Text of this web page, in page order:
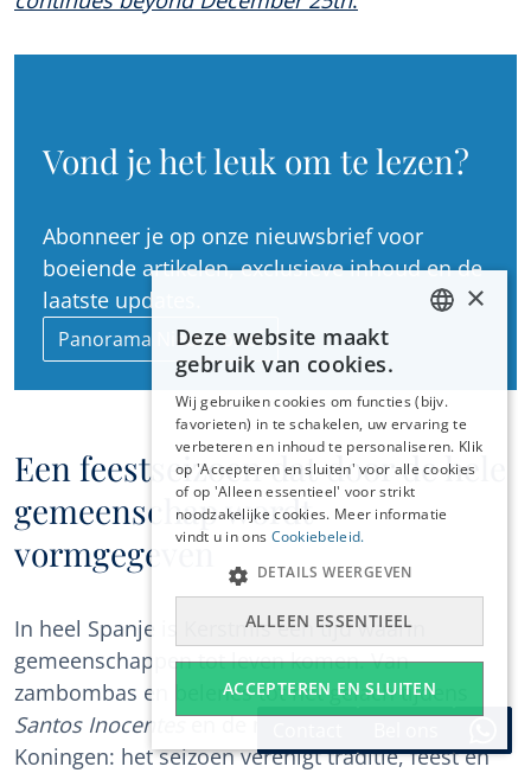
Vond je het leuk om te lezen?
Abonneer je op onze nieuwsbrief voor
boeiende artikelen, exclusieve inhoud en de
laatste updates.
Panorama Nieuwsbrief
Een feestseizoen dat door de hele
gemeenschap wordt
vormgegeven
In heel Spanje is Kerstmis een tijd waarin
gemeenschappen tot leven komen. Van
zambombas en belenes tot het gelach tijdens
Santos Inocentesen de majesteit van de Drie
Koningen: het seizoen verenigt traditie, feest en
DEUTSCH
FRANÇAIS
×
Deze website maakt
gebruik van cookies.
Wij gebruiken cookies om functies (bijv.
favorieten) in te schakelen, uw ervaring te
verbeteren en inhoud te personaliseren. Klik
op 'Accepteren en sluiten' voor alle cookies
of op 'Alleen essentieel' voor strikt
noodzakelijke cookies. Meer informatie
vindt u in ons Cookiebeleid.
ACCEPTEREN EN SLUITEN
ALLEEN ESSENTIEEL
DETAILS WEERGEVEN